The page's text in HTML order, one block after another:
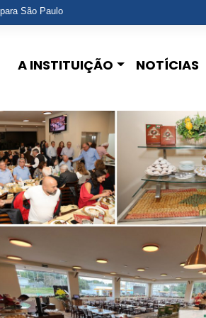
São Paulo
A INSTITUIÇÃO NOTÍCIAS